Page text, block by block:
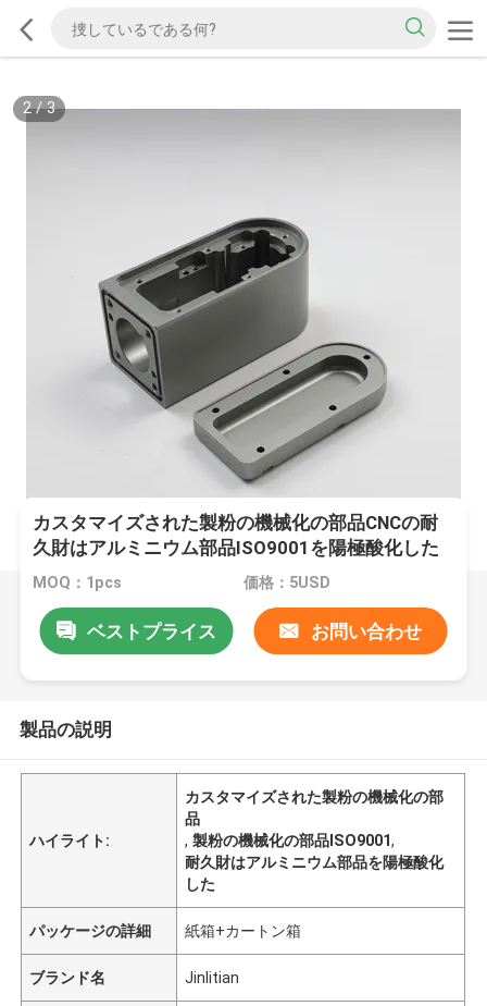
2/3
カスタマイズされた製粉の機械化の部品CNCの耐
久財はアルミニウム部品ISO9001を陽極酸化した
MOQ：1pcs 価格：5USD
ベストプライス お問い合わせ
製品の説明
ハイライト:
カスタマイズされた製粉の機械化の部
品
,製粉の機械化の部品ISO9001,
耐久財はアルミニウム部品を陽極酸化
した
パッケージの詳細 紙箱+カートン箱
ブランド名 Jinlitian